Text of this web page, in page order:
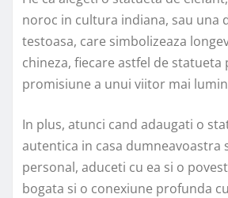
noroc in cultura indiana, sau una
testoasa, care simbolizeaza
chineza, fiecare astfel de statueta
promisiune a unui viitor mai
In plus, atunci cand adaugati o
autentica in casa dumneavoastra
personal, aduceti cu ea si o
bogata si o conexiune profunda